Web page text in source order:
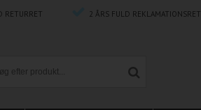
RETURRET 2 ÅRS FULD REKLAMATIONSRET